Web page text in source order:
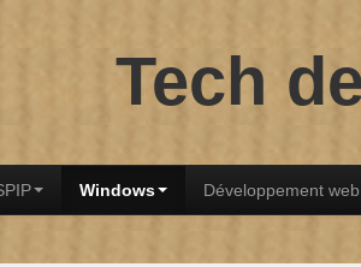
Tech
Windows Développement web